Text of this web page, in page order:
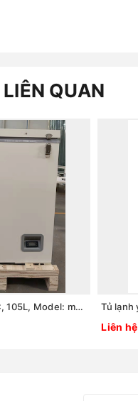
QUAN
Tủ lạnh y tế -25oC, 105L, Model: model:MDF-25H105, Hãng: TaisiteLab Sciences Inc / Mỹ
Liên hệ